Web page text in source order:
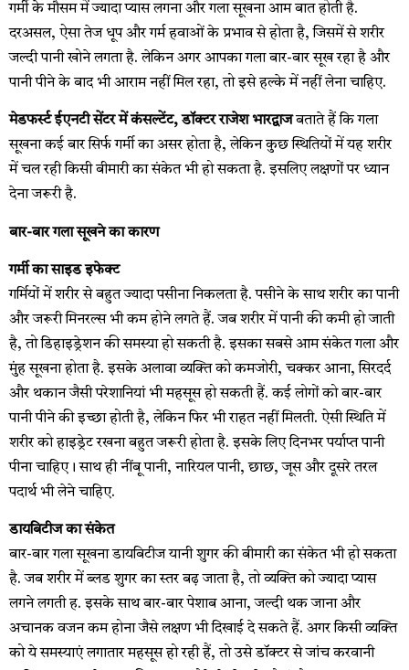
गर्मी के मौसम में ज्यादा प्यास लगना और गला सूखना आम बात होती है.
दरअसल, ऐसा तेज धूप और गर्म हवाओं के प्रभाव से होता है, जिसमें से शरीर
जल्दी पानी खोने लगता है. लेकिन अगर आपका गला बार-बार सूख रहा है और
पानी पीने के बाद भी आराम नहीं मिल रहा, तो इसे हल्के में नहीं लेना चाहिए.
मेडफर्स्ट ईएनटी सेंटर में कंसल्टेंट, डॉक्टर राजेश भारद्वाजबताते हैं कि गला
सूखना कई बार सिर्फ गर्मी का असर होता है, लेकिन कुछ स्थितियों में यह शरीर
में चल रही किसी बीमारी का संकेत भी हो सकता है. इसलिए लक्षणों पर ध्यान
देना जरूरी है.
बार-बार गला सूखने का कारण
गर्मी का साइड इफेक्ट
गर्मियों में शरीर से बहुत ज्यादा पसीना निकलता है. पसीने के साथ शरीर का पानी
और जरूरी मिनरल्स भी कम होने लगते हैं. जब शरीर में पानी की कमी हो जाती
है, तो डिहाइड्रेशन की समस्या हो सकती है. इसका सबसे आम संकेत गला और
मुंह सूखना होता है. इसके अलावा व्यक्ति को कमजोरी, चक्कर आना, सिरदर्द
और थकान जैसी परेशानियां भी महसूस हो सकती हैं. कई लोगों को बार-बार
पानी पीने की इच्छा होती है, लेकिन फिर भी राहत नहीं मिलती. ऐसी स्थिति में
शरीर को हाइड्रेट रखना बहुत जरूरी होता है. इसके लिए दिनभर पर्याप्त पानी
पीना चाहिए। साथ ही नींबू पानी, नारियल पानी, छाछ, जूस और दूसरे तरल
पदार्थ भी लेने चाहिए.
डायबिटीज का संकेत
बार-बार गला सूखना डायबिटीज यानी शुगर की बीमारी का संकेत भी हो सकता
है. जब शरीर में ब्लड शुगर का स्तर बढ़ जाता है, तो व्यक्ति को ज्यादा प्यास
लगने लगती ह. इसके साथ बार-बार पेशाब आना, जल्दी थक जाना और
अचानक वजन कम होना जैसे लक्षण भी दिखाई दे सकते हैं. अगर किसी व्यक्ति
को ये समस्याएं लगातार महसूस हो रही हैं, तो उसे डॉक्टर से जांच करवानी